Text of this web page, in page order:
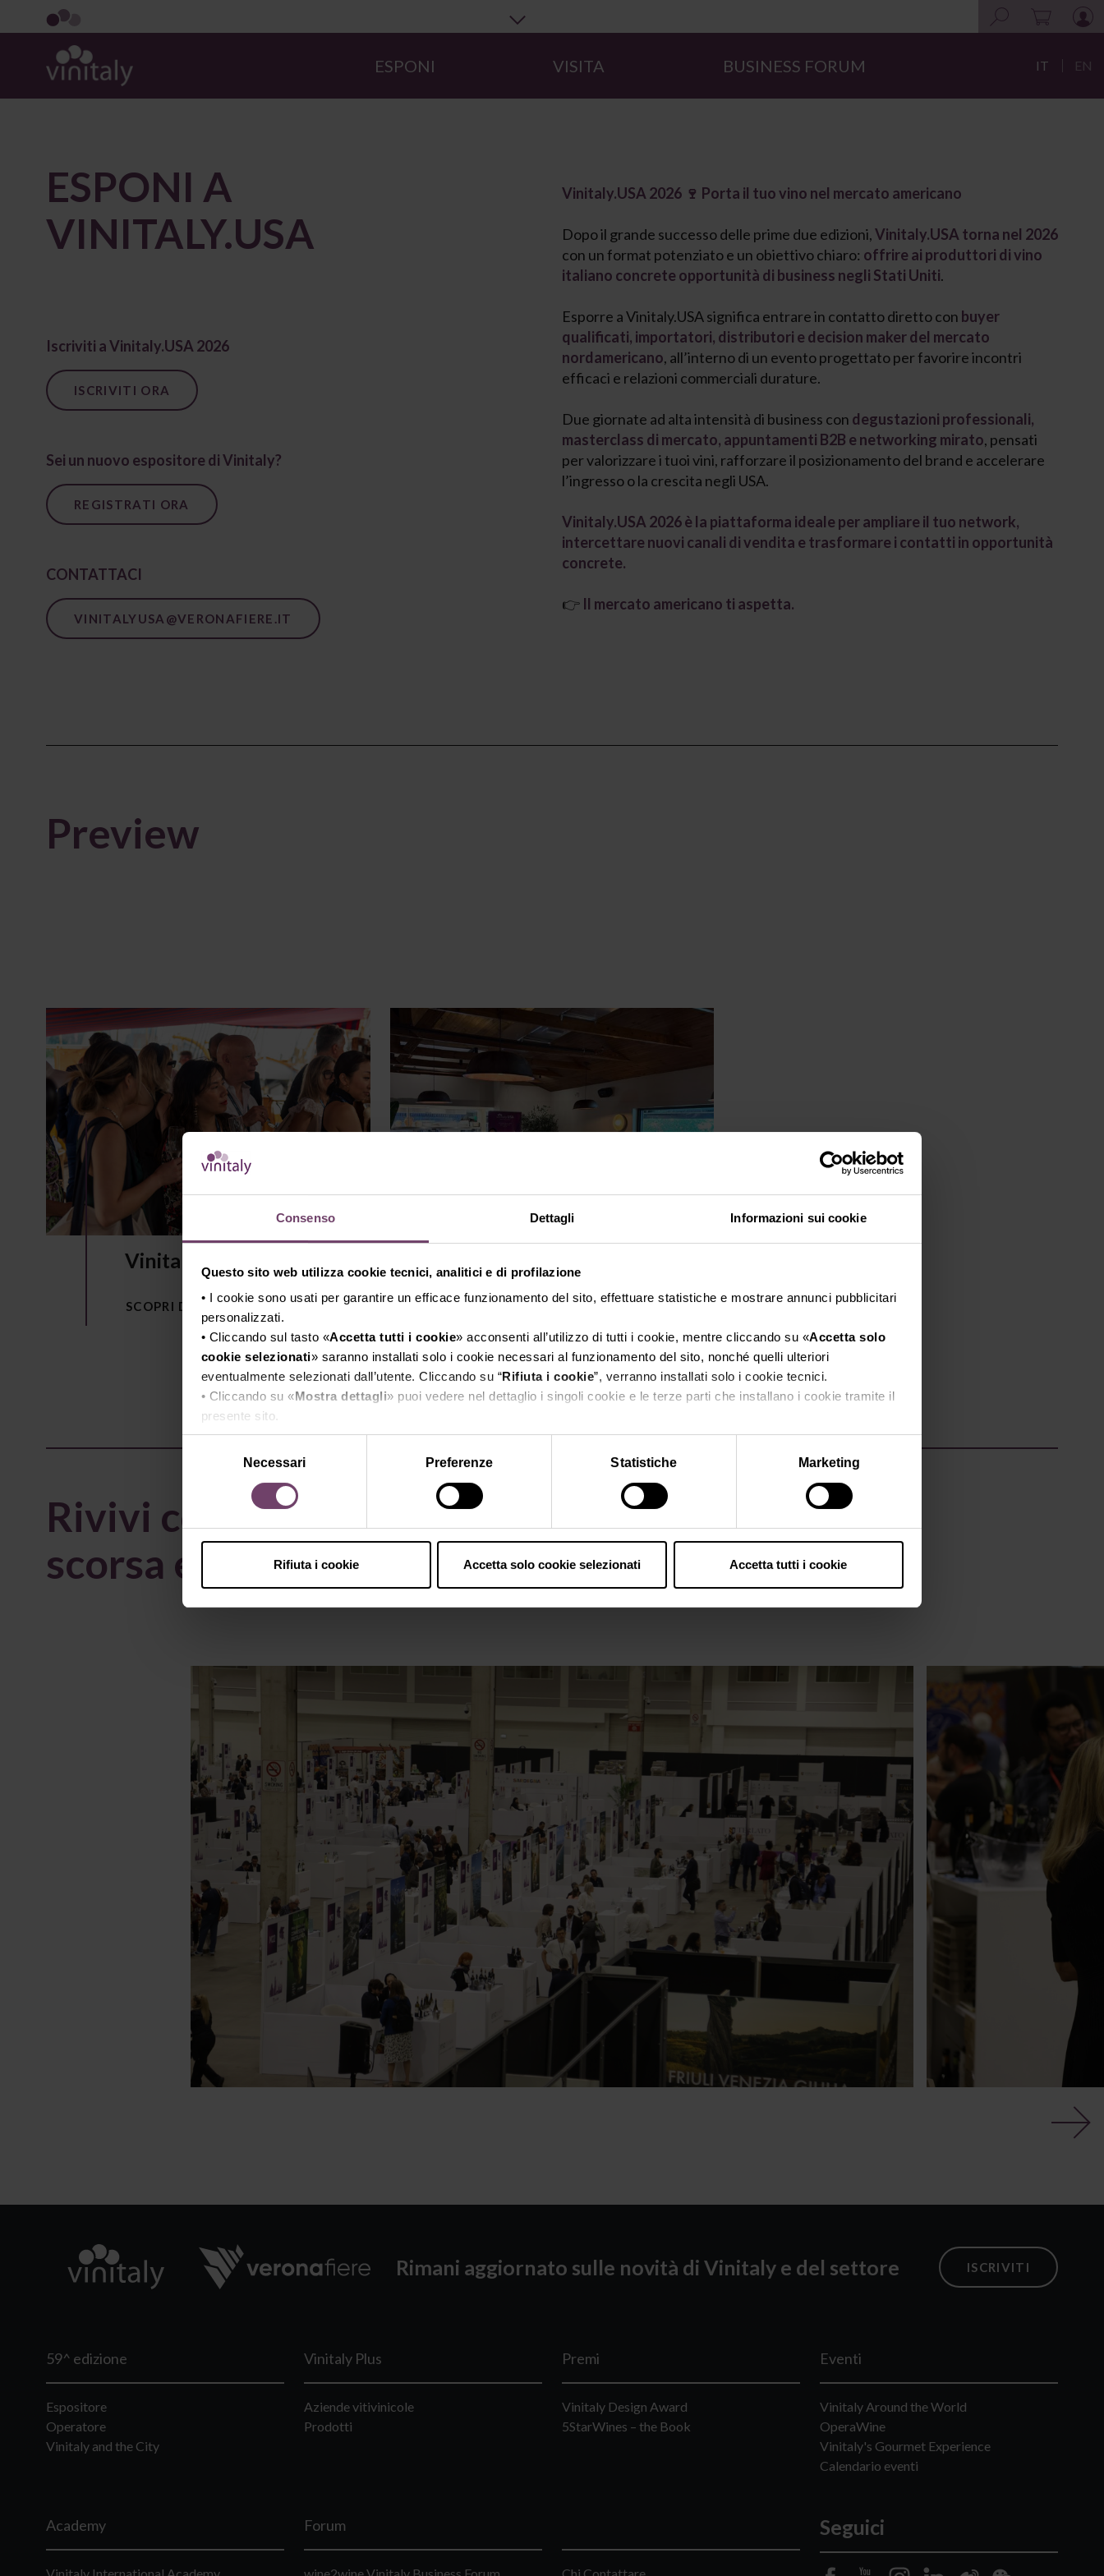
Consenso Dettagli Informazioni sui cookie
Questo sito web utilizza cookie tecnici, analitici e di profilazione
• I cookie sono usati per garantire un efficace funzionamento del sito, effettuare statistiche e mostrare annunci pubblicitari
personalizzati.
• Cliccando sul tasto «Accetta tutti i cookie» acconsenti all’utilizzo di tutti i cookie, mentre cliccando su «Accetta solo
cookie selezionati» saranno installati solo i cookie necessari al funzionamento del sito, nonché quelli ulteriori
eventualmente selezionati dall’utente. Cliccando su “Rifiuta i cookie”, verranno installati solo i cookie tecnici.
• Cliccando su «Mostra dettagli» puoi vedere nel dettaglio i singoli cookie e le terze parti che installano i cookie tramite il
presente sito.
•Clicca quiper visualizzare l'informativa sulla privacy.
Necessari Preferenze Statistiche Marketing
Rifiuta i cookie Accetta solo cookie selezionati Accetta tutti i cookie
ESPONI VISITA BUSINESS FORUM IT EN
ESPONI A
VINITALY.USA
Iscriviti a Vinitaly.USA 2026
ISCRIVITI ORA
Sei un nuovo espositore di Vinitaly?
REGISTRATI ORA
CONTATTACI
VINITALYUSA@VERONAFIERE.IT
Vinitaly.USA 2026 🍷 Porta il tuo vino nel mercato americano
Dopo il grande successo delle prime due edizioni,Vinitaly.USA torna nel 2026
con un format potenziato e un obiettivo chiaro: offrire ai produttori di vino
italiano concrete opportunità di business negli Stati Uniti.
Esporre a Vinitaly.USA significa entrare in contatto diretto con buyer
qualificati, importatori, distributori e decision maker del mercato
nordamericano, all’interno di un evento progettato per favorire incontri
efficaci e relazioni commerciali durature.
Due giornate ad alta intensità di business con degustazioni professionali,
masterclass di mercato, appuntamenti B2B e networking mirato, pensati
per valorizzare i tuoi vini, rafforzare il posizionamento del brand e accelerare
l’ingresso o la crescita negli USA.
Vinitaly.USA 2026 è la piattaforma ideale per ampliare il tuo network,
intercettare nuovi canali di vendita e trasformare i contatti in opportunità
concrete.
👉Il mercato americano ti aspetta.
Preview
Vinitaly.USA New York
SCOPRI DI PIÙ Vinitaly.USA Miami
SCOPRI DI PIÙ
Rivivi con noi la
scorsa edizione
Rimani aggiornato sulle novità di Vinitaly e del settore ISCRIVITI
59^ edizione
Espositore
Operatore
Vinitaly and the City
Vinitaly Plus
Aziende vitivinicole
Prodotti
Premi
Vinitaly Design Award
5StarWines – the Book
Eventi
Vinitaly Around the World
OperaWine
Vinitaly's Gourmet Experience
Calendario eventi
Academy Forum Seguici